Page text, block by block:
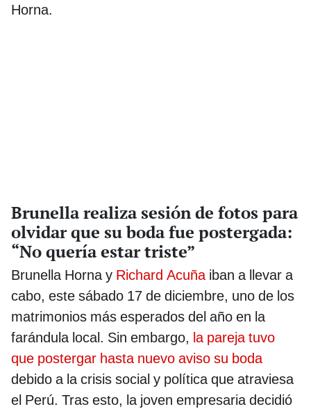
Horna.
Brunella realiza sesión de fotos para
olvidar que su boda fue postergada:
“No quería estar triste”
Brunella Horna y Richard Acuña iban a llevar a
cabo, este sábado 17 de diciembre, uno de los
matrimonios más esperados del año en la
farándula local. Sin embargo, la pareja tuvo
que postergar hasta nuevo aviso su boda
debido a la crisis social y política que atraviesa
el Perú. Tras esto, la joven empresaria decidió